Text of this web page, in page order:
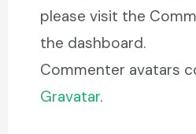
please visit the
the dashboard.
Commenter avatars
Gravatar.